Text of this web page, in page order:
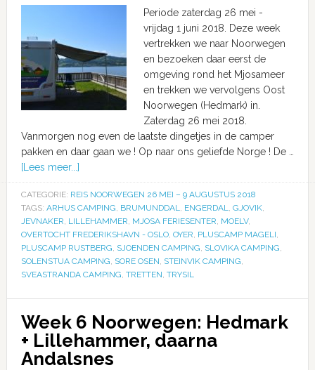
Periode zaterdag 26 mei -
vrijdag 1 juni 2018. Deze week
vertrekken we naar Noorwegen
en bezoeken daar eerst de
omgeving rond het Mjosameer
en trekken we vervolgens Oost
Noorwegen (Hedmark) in.
Zaterdag 26 mei 2018.
Vanmorgen nog even de laatste dingetjes in de camper
pakken en daar gaan we ! Op naar ons geliefde Norge ! De …
[Lees meer...]
CATEGORIE: REIS NOORWEGEN 26 MEI – 9 AUGUSTUS 2018
TAGS: ARHUS CAMPING, BRUMUNDDAL, ENGERDAL, GJOVIK,
JEVNAKER, LILLEHAMMER, MJOSA FERIESENTER, MOELV,
OVERTOCHT FREDERIKSHAVN - OSLO, OYER, PLUSCAMP MAGELI,
PLUSCAMP RUSTBERG, SJOENDEN CAMPING, SLOVIKA CAMPING,
SOLENSTUA CAMPING, SORE OSEN, STEINVIK CAMPING,
SVEASTRANDA CAMPING, TRETTEN, TRYSIL
Week 6 Noorwegen: Hedmark
+ Lillehammer, daarna
Andalsnes